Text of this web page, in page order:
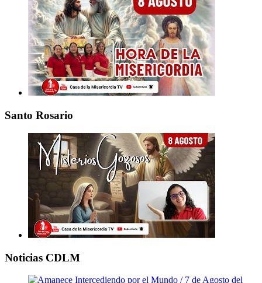
Santo Rosario
Noticias CDLM